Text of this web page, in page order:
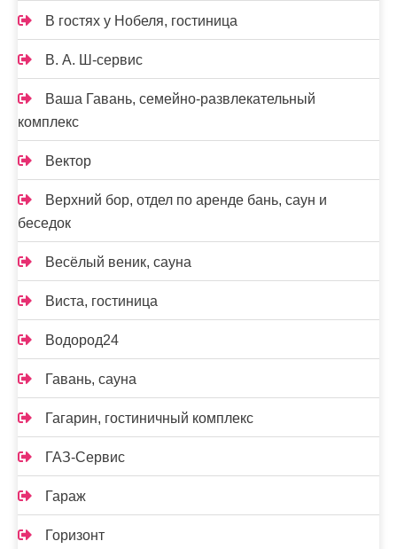
В гостях у Нобеля, гостиница
В. А. Ш-сервис
Ваша Гавань, семейно-развлекательный
комплекс
Вектор
Верхний бор, отдел по аренде бань, саун и
беседок
Весёлый веник, сауна
Виста, гостиница
Водород24
Гавань, сауна
Гагарин, гостиничный комплекс
ГАЗ-Сервис
Гараж
Горизонт